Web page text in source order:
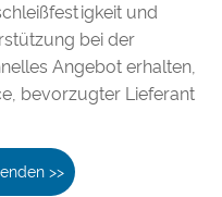
und
bei der
Angebot erhalten,
bevorzugter Lieferant
>>